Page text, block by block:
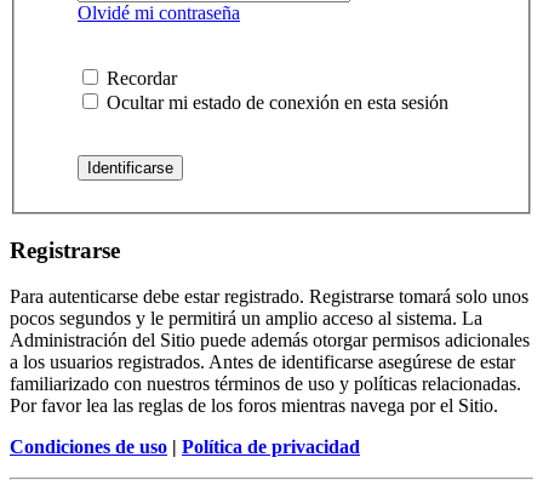
Olvidé mi contraseña
Recordar
Ocultar mi estado de conexión en esta sesión
Registrarse
Para autenticarse debe estar registrado. Registrarse tomará solo unos
pocos segundos y le permitirá un amplio acceso al sistema. La
Administración del Sitio puede además otorgar permisos adicionales
a los usuarios registrados. Antes de identificarse asegúrese de estar
familiarizado con nuestros términos de uso y políticas relacionadas.
Por favor lea las reglas de los foros mientras navega por el Sitio.
Condiciones de uso | Política de privacidad